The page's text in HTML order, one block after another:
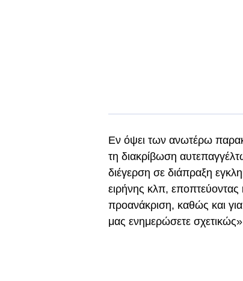
Εν όψει των ανωτέρω
τη διακρίβωση
διέγερση σε διάπραξη
ειρήνης κλπ, εποπτεύοντας
προανάκριση, καθώς και
μας ενημερώσετε